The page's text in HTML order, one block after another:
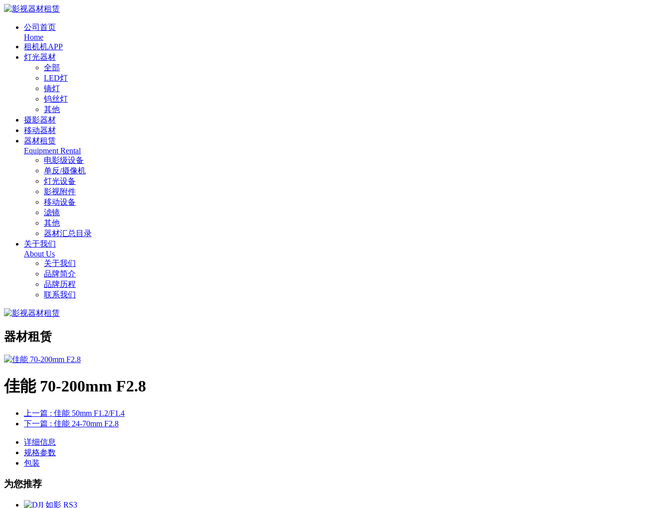
公司首页
Home
租机机APP
灯光器材
全部
LED灯
镝灯
钨丝灯
其他
摄影器材
移动器材
器材租赁
Equipment Rental
电影级设备
单反/摄像机
灯光设备
影视附件
移动设备
滤镜
其他
器材汇总目录
关于我们
About Us
关于我们
品牌简介
品牌历程
联系我们
器材租赁
佳能 70-200mm F2.8
上一篇 : 佳能 50mm F1.2/F1.4
下一篇 : 佳能 24-70mm F2.8
详细信息
规格参数
包装
为您推荐